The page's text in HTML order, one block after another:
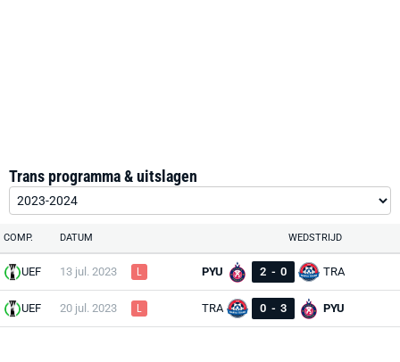
Trans programma & uitslagen
COMP. DATUM WEDSTRIJD
UEF 13 jul. 2023 L PYU 2 - 0 TRA
UEF 20 jul. 2023 L TRA 0 - 3 PYU